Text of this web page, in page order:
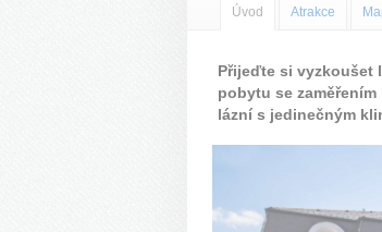
Úvod Atrakce
Přijeďte si vyzkoušet
pobytu se
lázní s jedinečným